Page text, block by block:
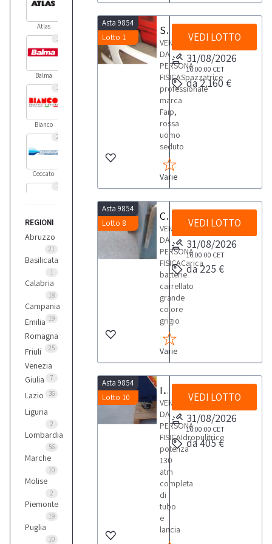
Atlas
1
Balma
1
Bianco
2
Ceccato
3
Fiac
Kaeser
Mercedes
1
Robopac
2
REGIONI
Abruzzo
21
Basilicata
1
Calabria
18
Campania
19
Emilia
Romagna
25
Friuli
Venezia
Giulia
7
Lazio 36
Liguria
2
Lombardia
56
Marche
10
Molise
2
Piemonte
19
Puglia
10
Asta 9854
Lotto 1
Spazzatrice professionale Faip
VENDITA
DA
PERSONA
FISICASpazzatrice
professionale
marca
Faip,
rossa
uomo
seduto
Varie
VEDI LOTTO
31/08/2026
16:00:00 CET
da 2.160 €
Asta 9854
Lotto 8
Carica batterie carrellato
VENDITA
DA
PERSONA
FISICACarica
batterie
carrellato
grande
colore
grigio
Varie
VEDI LOTTO
31/08/2026
16:00:00 CET
da 225 €
Asta 9854
Lotto 10
Idropulitrice
VENDITA
DA
PERSONA
FISICAIdropulitrice
potenza
130
atm
completa
di
tubo
e
lancia
VEDI LOTTO
31/08/2026
16:00:00 CET
da 405 €